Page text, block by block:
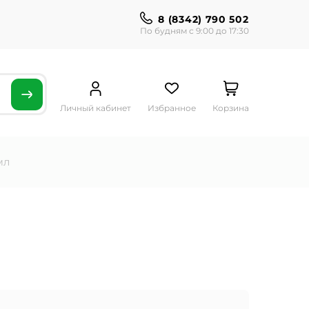
8 (8342) 790 502
По будням с 9:00 до 17:30
Личный кабинет Избранное Корзина